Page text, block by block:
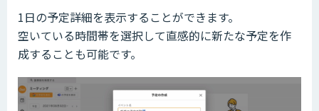
1日の予定詳細を表示することができます。
空いている時間帯を選択して直感的に新たな予定を作
成することも可能です。